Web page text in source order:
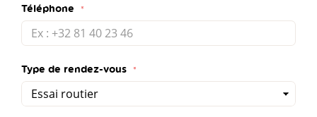
Téléphone
Type de rendez-vous